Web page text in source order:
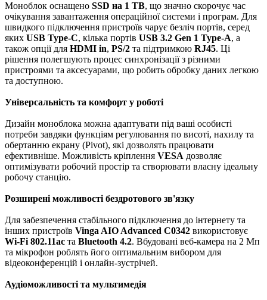
Моноблок оснащено SSD на 1 ТB, що значно скорочує час
очікування завантаження операційної системи і програм. Для
швидкого підключення пристроїв чарує безліч портів, серед
яких USB Type-C, кілька портів USB 3.2 Gen 1 Type-A, а
також опції для HDMI in, PS/2 та підтримкою RJ45. Ці
рішення полегшують процес синхронізації з різними
пристроями та аксесуарами, що робить обробку даних легкою
та доступною.
Універсальність та комфорт у роботі
Дизайн моноблока можна адаптувати під ваші особисті
потреби завдяки функціям регулювання по висоті, нахилу та
обертанню екрану (Pivot), які дозволять працювати
ефективніше. Можливість кріплення VESA дозволяє
оптимізувати робочий простір та створювати власну ідеальну
робочу станцію.
Розширені можливості бездротового зв'язку
Для забезпечення стабільного підключення до інтернету та
інших пристроїв Vinga AIO Advanced C0342 використовує
Wi-Fi 802.11ac та Bluetooth 4.2. Вбудовані веб-камера на 2 Мп
та мікрофон роблять його оптимальним вибором для
відеоконференцій і онлайн-зустрічей.
Аудіоможливості та мультимедія